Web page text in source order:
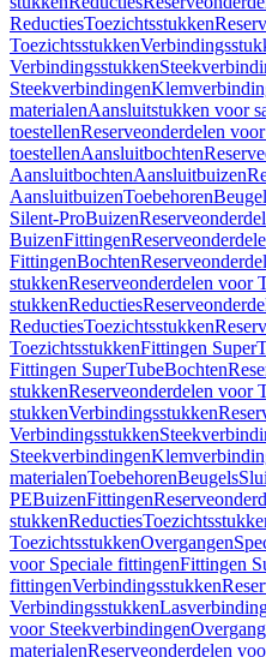
ReductiesToezichtsstukken
Toezichtsstukken
Verbindingsstukken
Steekverbindingen
materialenAansluitstukken voor
toestellenReserveonderdelen
toestellenAansluitbochten
AansluitbochtenAansluitbuizen
AansluitbuizenToebehoren
Silent-ProBuizen
BuizenFittingen
FittingenBochten
stukkenReserveonderdelen voor
stukkenReducties
ReductiesToezichtsstukken
ToezichtsstukkenFittingen
Fittingen SuperTubeBochten
stukkenReserveonderdelen voor
stukkenVerbindingsstukken
Verbindingsstukken
Steekverbindingen
materialenToebehorenBeugels
PEBuizenFittingen
stukkenReducties
ToezichtsstukkenOvergangen
voor Speciale fittingenFittingen
fittingenVerbindingsstukken
Verbindingsstukken
voor Steekverbindingen
materialenReserveonderdelen